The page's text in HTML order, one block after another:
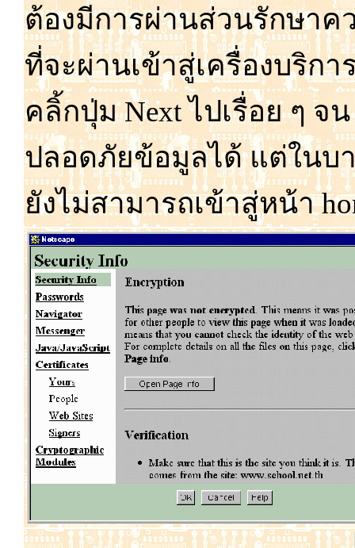
ต้องมีการผ่านส่วนรักษาค
ที่จะผ่านเข้าสู่เครื่องบริกา
คลิ้กปุ่ม Next ไปเรื่อย ๆ จ
ปลอดภัยข้อมูลได้ แต่ในบ
ยังไม่สามารถเข้าสู่หน้า